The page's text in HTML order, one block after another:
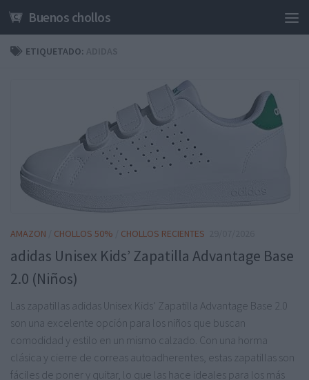
Saltar al contenido
Buenos chollos
ETIQUETADO:
AMAZON CHOLLOS 50% CHOLLOS RECIENTES
adidas Unisex Kids’ Zapatilla Advantage Base
2.0 (Niños)
Las zapatillas adidas Unisex Kids’ Zapatilla Advantage Base 2.0
son una excelente opción para los niños que buscan
comodidad y estilo en un mismo calzado. Con una horma
clásica y cierre de correas autoadherentes, estas zapatillas son
fáciles de poner y quitar, lo que las hace ideales para los más